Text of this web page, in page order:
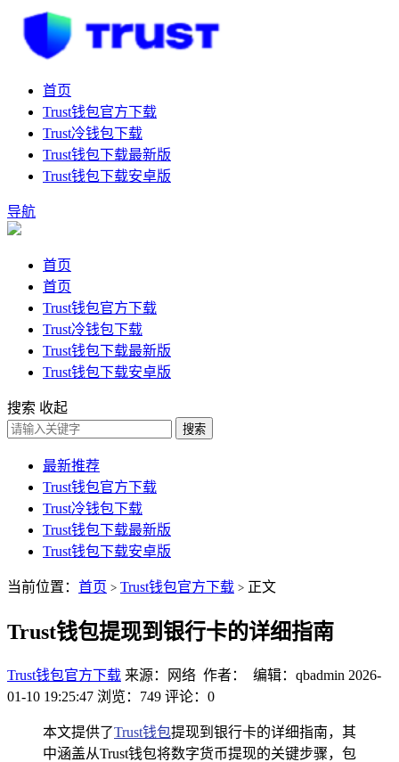
首页
Trust钱包官方下载
Trust冷钱包下载
Trust钱包下载最新版
Trust钱包下载安卓版
导航
首页
首页
Trust钱包官方下载
Trust冷钱包下载
Trust钱包下载最新版
Trust钱包下载安卓版
搜索 收起
搜索
最新推荐
Trust钱包官方下载
Trust冷钱包下载
Trust钱包下载最新版
Trust钱包下载安卓版
当前位置： 首页 > Trust钱包官方下载 > 正文
Trust钱包提现到银行卡的详细指南
Trust钱包官方下载 来源：网络 作者： 编辑：qbadmin 2026-
01-10 19:25:47 浏览：749 评论：0
本文提供了Trust钱包提现到银行卡的详细指南，其
中涵盖从Trust钱包将数字货币提现的关键步骤，包